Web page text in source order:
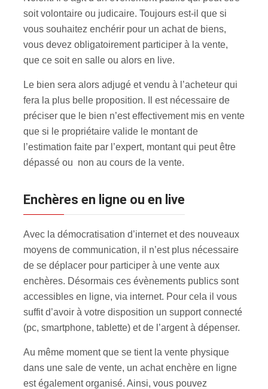
soit volontaire ou judicaire. Toujours est-il que si
vous souhaitez enchérir pour un achat de biens,
vous devez obligatoirement participer à la vente,
que ce soit en salle ou alors en live.
Le bien sera alors adjugé et vendu à l’acheteur qui
fera la plus belle proposition. Il est nécessaire de
préciser que le bien n’est effectivement mis en vente
que si le propriétaire valide le montant de
l’estimation faite par l’expert, montant qui peut être
dépassé ou non au cours de la vente.
Enchères en ligne ou en live
Avec la démocratisation d’internet et des nouveaux
moyens de communication, il n’est plus nécessaire
de se déplacer pour participer à une vente aux
enchères. Désormais ces évènements publics sont
accessibles en ligne, via internet. Pour cela il vous
suffit d’avoir à votre disposition un support connecté
(pc, smartphone, tablette) et de l’argent à dépenser.
Au même moment que se tient la vente physique
dans une sale de vente, un achat enchère en ligne
est également organisé. Ainsi, vous pouvez